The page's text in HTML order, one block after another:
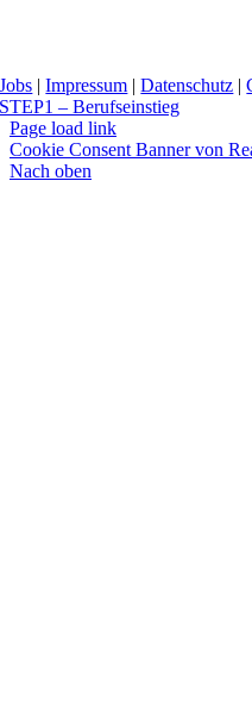
Jobs |Impressum |Datenschutz |
STEP1 – Berufseinstieg
Page load link
Cookie Consent Banner von
Nach oben